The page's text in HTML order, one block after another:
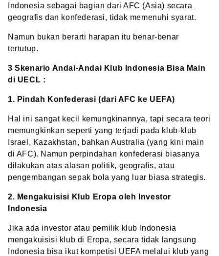
Indonesia sebagai bagian dari AFC (Asia) secara
geografis dan konfederasi, tidak memenuhi syarat.
Namun bukan berarti harapan itu benar-benar
tertutup.
3 Skenario Andai-Andai Klub Indonesia Bisa Main
di UECL :
1. Pindah Konfederasi (dari AFC ke UEFA)
Hal ini sangat kecil kemungkinannya, tapi secara teori
memungkinkan seperti yang terjadi pada klub-klub
Israel, Kazakhstan, bahkan Australia (yang kini main
di AFC). Namun perpindahan konfederasi biasanya
dilakukan atas alasan politik, geografis, atau
pengembangan sepak bola yang luar biasa strategis.
2. Mengakuisisi Klub Eropa oleh Investor
Indonesia
Jika ada investor atau pemilik klub Indonesia
mengakuisisi klub di Eropa, secara tidak langsung
Indonesia bisa ikut kompetisi UEFA melalui klub yang